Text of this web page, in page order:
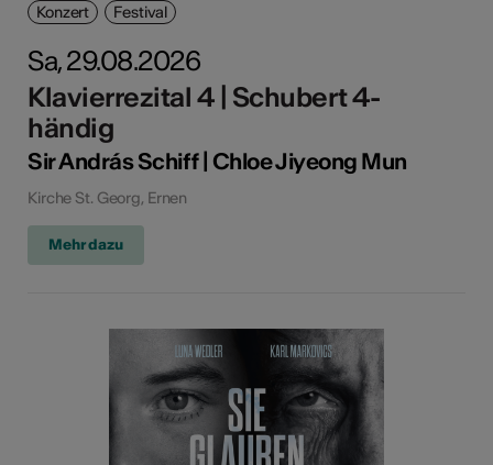
Konzert Festival
Sa, 29.08.2026
Klavierrezital 4 | Schubert 4-
händig
Sir András Schiff | Chloe Jiyeong Mun
Kirche St. Georg, Ernen
Mehr dazu